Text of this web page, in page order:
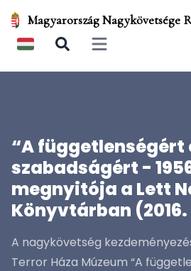
Magyarország Nagykövetsége
Open main menu
“A függetlenségért
szabadságért -
megnyitója a Lett
Könyvtárban
A nagykövetség
Terror Háza Múzeum “A